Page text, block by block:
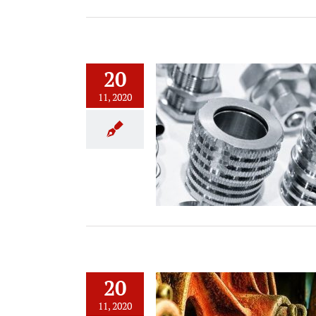
20
11, 2020
de la calidad en la fabricación
20
11, 2020